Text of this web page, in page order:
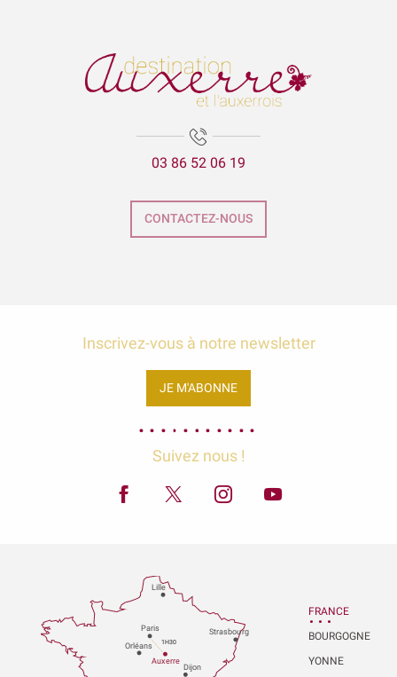
03 86 52 06 19
CONTACTEZ-NOUS
Inscrivez-vous à notre newsletter
JE M'ABONNE
Suivez nous !
Paris
Dijon
Orléans
Auxerre
Strasbourg
Lille
1H30
FRANCE
BOURGOGNE
YONNE